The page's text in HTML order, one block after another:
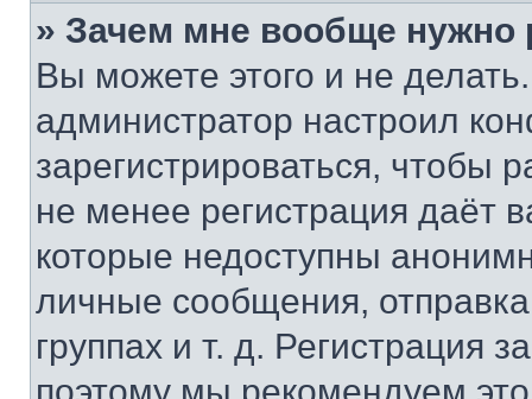
» Зачем мне вообще нужно
Вы можете этого и не
администратор настроил
зарегистрироваться, чтобы
не менее регистрация даёт
которые недоступны
личные сообщения,
группах и т. д. Регистрация